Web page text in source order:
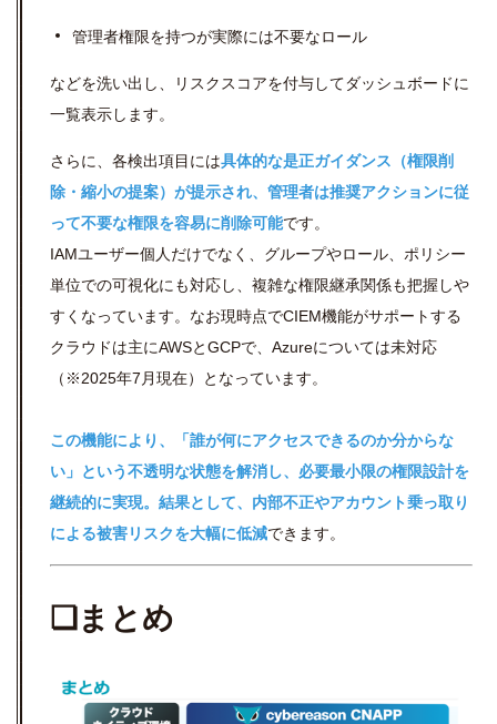
管理者権限を持つが実際には不要なロール
などを洗い出し、リスクスコアを付与してダッシュボードに
一覧表示します。
さらに、各検出項目には具体的な是正ガイダンス（権限削
除・縮小の提案）が提示され、管理者は推奨アクションに従
って不要な権限を容易に削除可能です。
IAMユーザー個人だけでなく、グループやロール、ポリシー
単位での可視化にも対応し、複雑な権限継承関係も把握しや
すくなっています。なお現時点でCIEM機能がサポートする
クラウドは主にAWSとGCPで、Azureについては未対応
（※2025年7月現在）となっています。
この機能により、「誰が何にアクセスできるのか分からな
い」という不透明な状態を解消し、必要最小限の権限設計を
継続的に実現。結果として、内部不正やアカウント乗っ取り
による被害リスクを大幅に低減できます。
❏まとめ